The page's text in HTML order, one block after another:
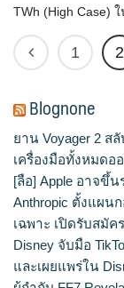
TWh (High Case)
1 2
Blognone
ยาน Voyager 2 ส
เครื่องมือทั้งหมดอ
[ลือ] Apple อาจขึ้
Anthropic ตั้งแผน
เฉพาะ เปิดรับสมัค
Disney จับมือ
และเผยแพร่ใน